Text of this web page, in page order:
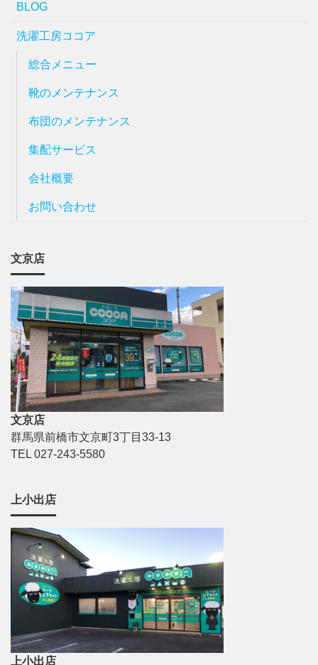
BLOG
洗濯工房ココア
総合メニュー
靴のメンテナンス
布団のメンテナンス
集配サービス
会社概要
お問い合わせ
文京店
文京店
群馬県前橋市文京町3丁目33-13
TEL 027-243-5580
上小出店
上小出店